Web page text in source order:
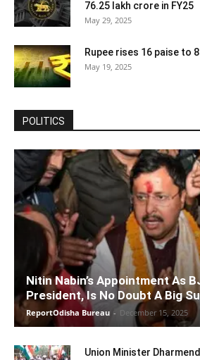
76.25 lakh crore in FY25
May 29, 2025
Rupee rises 16 paise to
May 19, 2025
POLITICS
Nitin Nabin’s Appointment As
President, Is No Doubt A Big
ReportOdisha Bureau - December 15, 2025
Union Minister